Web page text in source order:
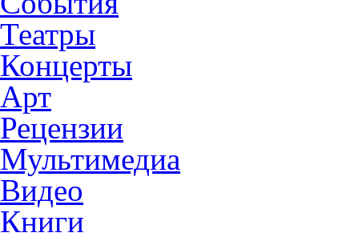
Театры
Концерты
Арт
Рецензии
Мультимедиа
Видео
Книги